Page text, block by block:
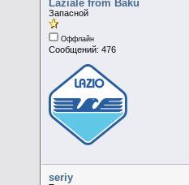
Laziale from Baku
Запасной
Оффлайн
Сообщений: 476
seriy